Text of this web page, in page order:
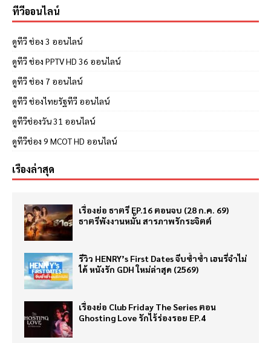
ทีวีออนไลน์
ดูทีวี ช่อง 3 ออนไลน์
ดูทีวี ช่อง PPTV HD 36 ออนไลน์
ดูทีวี ช่อง 7 ออนไลน์
ดูทีวี ช่องไทยรัฐทีวี ออนไลน์
ดูทีวีช่องวัน 31 ออนไลน์
ดูทีวีช่อง 9 MCOT HD ออนไลน์
เรื่องล่าสุด
เรื่องย่อ ธาตรี EP.16 ตอนจบ (28 ก.ค. 69)
ธาตรีพังงานหมั้น สารภาพรักระจิตต์
รีวิว HENRY’s First Dates จีบซ้ำซ้ำ เฮนรี่จำไม่
ได้ หนังรัก GDH ใหม่ล่าสุด (2569)
เรื่องย่อ Club Friday The Series ตอน
Ghosting Love รักไร้ร่องรอย EP.4